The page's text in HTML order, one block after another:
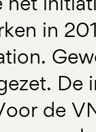
in
De
de